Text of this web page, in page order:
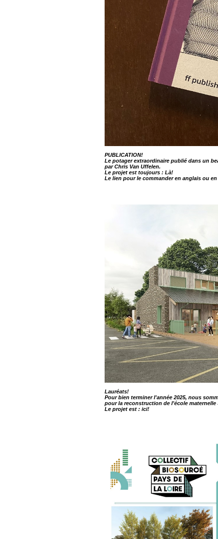
PUBLICATION!
Le potager extraordinaire publié dans un
par Chris Van Uffelen.
Le projet est toujours : Là!
Le lien pour le commander en anglais ou
Lauréats!
Pour bien terminer l'année 2025, nous
pour la reconstruction de l'école maternelle
Le projet est : ici!